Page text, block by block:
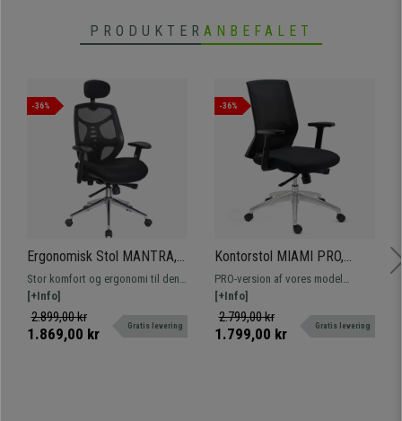
• Ergonomisk og meget komfortabel
PRODUKTER ANBEFALET
-36%
Ergonomisk Stol MANTRA,
Nakkestøtte, Fantastisk
Ryglæn, Justerbare Armlæn,
Brug i 8 timer, Sort
Stor komfort og ergonomi til den
bedste pris. Tilpasset til
professionel brug, med justerbare
armlæn og hurtig levering
[+Info]
2.899,00 kr
1.869,00 kr Gratis levering
-36%
Kontorstol MIAMI PRO,
Synkromekanisme,
Metalfod, Lændestøtte, I
Sort
PRO-version af vores model
MIAMI, med en solid og elegant
metalfod og synkroniseret
mekanisme med positioner. Endnu
[+Info]
2.799,00 kr
1.799,00 kr Gratis levering